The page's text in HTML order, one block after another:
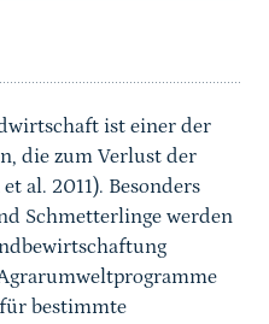
ist einer der
die zum Verlust der
al. 2011). Besonders
Schmetterlinge werden
bestimmte